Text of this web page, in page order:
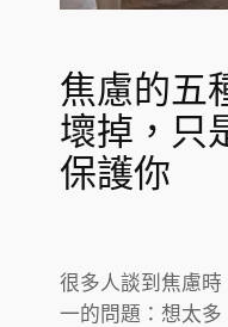
焦慮的五
壞掉，只
保護你
很多人談到焦慮
一的問題：想太多